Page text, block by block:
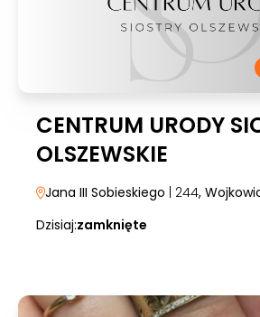
CENTRUM URODY
OLSZEWSKIE
Jana III Sobieskiego | 244,
Dzisiaj:zamknięte